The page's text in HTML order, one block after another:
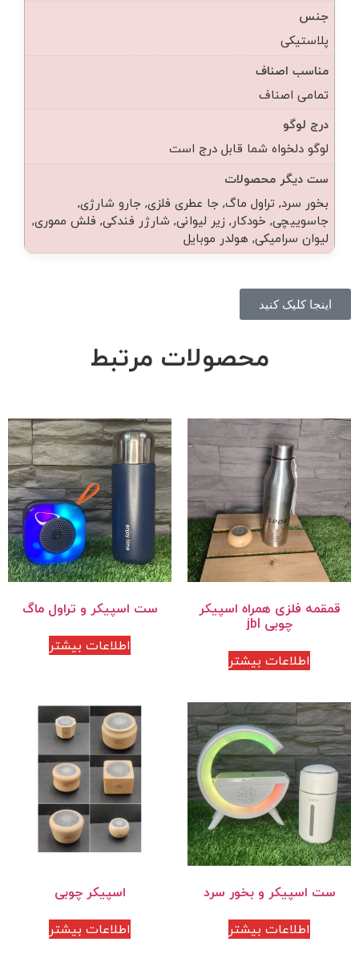
جنس
پلاستیکی
مناسب اصناف
تمامی اصناف
درج لوگو
لوگو دلخواه شما قابل درج است
ست دیگر محصولات
بخور سرد, تراول ماگ, جا عطری فلزی, جارو شارژی,
جاسوییچی, خودکار, زیر لیوانی, شارژر فندکی, فلش مموری,
لیوان سرامیکی, هولدر موبایل
اینجا کلیک کنید
محصولات مرتبط
قمقمه فلزی همراه اسپیکر
چوبی jbl
اطلاعات بیشتر
ست اسپیکر و تراول ماگ
اطلاعات بیشتر
ست اسپیکر و بخور سرد
اطلاعات بیشتر
اسپیکر چوبی
اطلاعات بیشتر